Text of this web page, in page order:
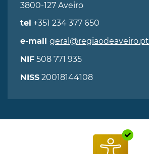
3800-127 Aveiro
tel +351 234 377 650
e-mail geral@regiaodeaveiro.pt
NIF 508 771 935
NISS 20018144108